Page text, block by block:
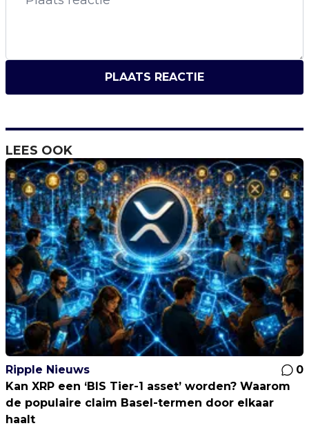
PLAATS REACTIE
LEES OOK
Ripple Nieuws
0
Kan XRP een ‘BIS Tier-1 asset’ worden? Waarom
de populaire claim Basel-termen door elkaar
haalt